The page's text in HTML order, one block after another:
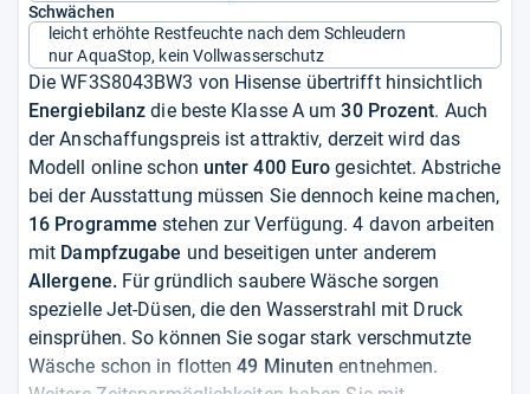
Schwächen
leicht erhöhte Restfeuchte nach dem Schleudern
nur AquaStop, kein Vollwasserschutz
Die WF3S8043BW3 von Hisense übertrifft hinsichtlich
Energiebilanz die beste Klasse A um30 Prozent. Auch
der Anschaffungspreis ist attraktiv, derzeit wird das
Modell online schon unter 400 Euro gesichtet. Abstriche
bei der Ausstattung müssen Sie dennoch keine machen,
16 Programme stehen zur Verfügung. 4 davon arbeiten
mit Dampfzugabe und beseitigen unter anderem
Allergene.Für gründlich saubere Wäsche sorgen
spezielle Jet-Düsen, die den Wasserstrahl mit Druck
einsprühen. So können Sie sogar stark verschmutzte
Wäsche schon in flotten49 Minuten entnehmen.